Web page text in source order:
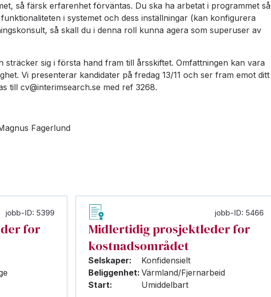
så färsk erfarenhet förväntas. Du ska ha arbetat i programmet så
i systemet och dess inställningar (kan konfigurera
så skall du i denna roll kunna agera som superuser av
sträcker sig i första hand fram till årsskiftet. Omfattningen kan vara
Vi presenterar kandidater på fredag 13/11 och ser fram emot ditt
till cv@interimsearch.se med ref 3268.
Fagerlund
jobb-ID: 5399
for
jobb-ID: 5466
Midlertidig prosjektleder for
kostnadsområdet
Selskaper:
Konfidensielt
Beliggenhet: Värmland/Fjernarbeid
Start:
Umiddelbart